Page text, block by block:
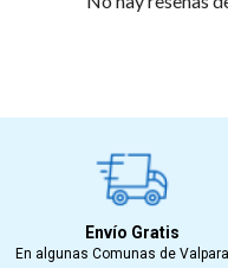
Envío Gratis
En algunas Comunas de